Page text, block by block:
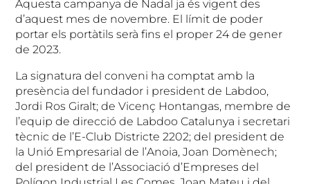
Aquesta campanya de Nadal ja és vigent des
d’aquest mes de novembre. El límit de poder
portar els portàtils serà fins el proper 24 de gener
de 2023.
La signatura del conveni ha comptat amb la
presència del fundador i president de Labdoo,
Jordi Ros Giralt; de Vicenç Hontangas, membre de
l’equip de direcció de Labdoo Catalunya i secretari
tècnic de l’E-Club Districte 2202; del president de
la Unió Empresarial de l’Anoia, Joan Domènech;
del president de l’Associació d’Empreses del